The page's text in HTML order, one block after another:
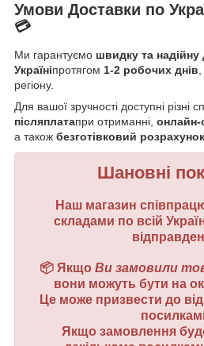
Умови Доставки по
💳
Ми гарантуємо швидку та надійну
Україніпротягом 1-2 робочих днів
регіону.
Для вашої зручності доступні різні
післяплатапри отриманні, онлайн-
а також безготівковий розрахунок
Шановні
Наш магазин
складами по всій
📦 Якщо Ви замовили
вони можуть бути на
Це може призвести до
Якщо замовлення